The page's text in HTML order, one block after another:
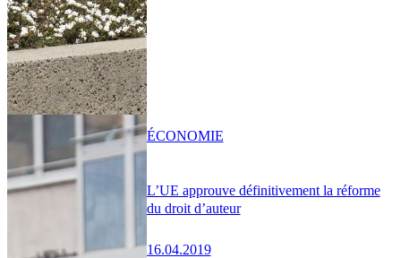
L’UE approuve définitivement la réforme
du droit d’auteur
16.04.2019
ÉCONOMIE